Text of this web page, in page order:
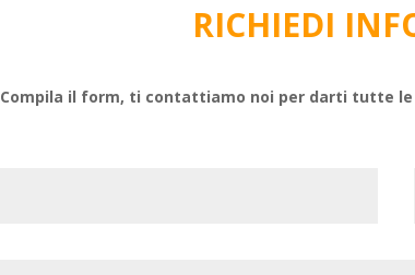
RICHIEDI
Compila il form, ti contattiamo noi per darti tutte